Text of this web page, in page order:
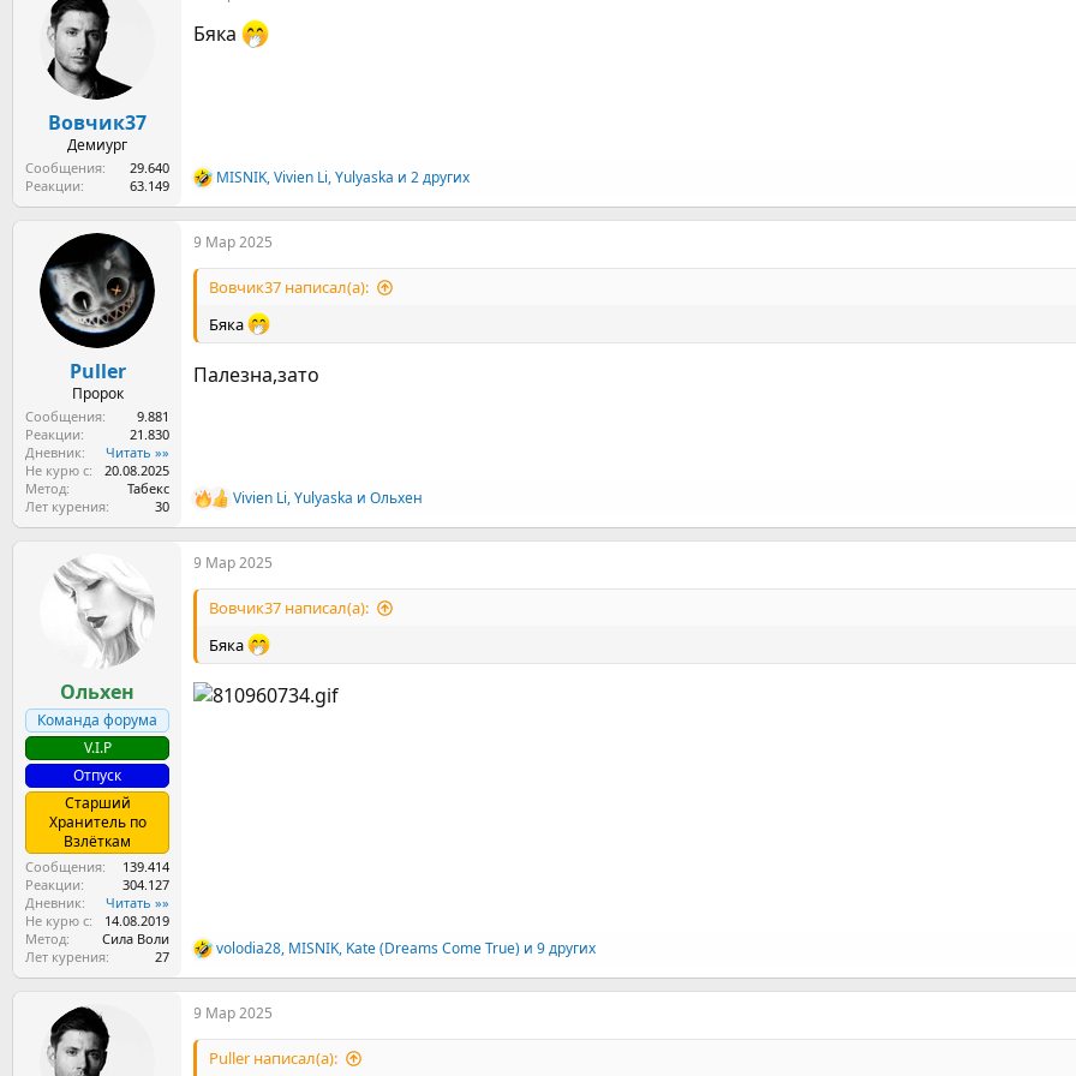
и
Вовчик37
Демиург
Сообщения
29.640
Реакции
63.149
Бяка
Р
е
а
к
MISNIK,Vivien Li,Yulyaska и 2 других
Puller
Пророк
Сообщения
9.881
Реакции
21.830
Дневник
Читать »»
Не курю с
20.08.2025
Метод
Табекс
Лет курения
30
9 Мар 2025
Вовчик37 написал(а):
Бяка
Палезна,зато
Р
е
а
к
Vivien Li,Yulyaska и Ольхен
Ольхен
Команда форума
V.I.P
Отпуск
Старший
Хранитель по
Взлёткам
Сообщения
139.414
Реакции
304.127
Дневник
Читать »»
Не курю с
14.08.2019
Метод
Сила Воли
Лет курения
27
9 Мар 2025
Вовчик37 написал(а):
Бяка
Р
е
а
к
volodia28, MISNIK, Kate (Dreams Come True) и 9 других
9 Мар 2025
Puller написал(а):